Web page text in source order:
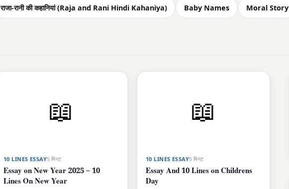
राजा-रानी की कहानियां (Raja and Rani Hindi Kahaniya) Baby Names Moral Story
📖
10 LINES ESSAY5 मिनट
Essay on New Year 2025 – 10
Lines On New Year
📖
10 LINES ESSAY5 मिनट
Essay And 10 Lines on Childrens
Day